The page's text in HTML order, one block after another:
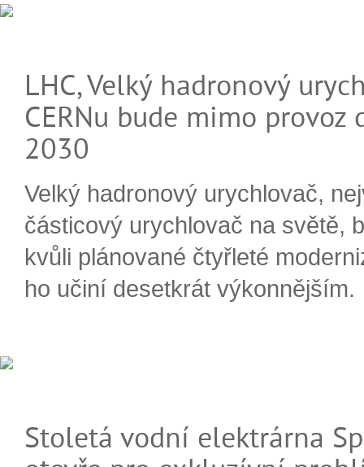
LHC, Velký hadronový
CERNu bude mimo provoz
2030
Velký hadronový urychlovač,
částicový urychlovač na světě,
kvůli plánované čtyřleté
ho učiní desetkrát výkonnějším.
Stoletá vodní elektrárna